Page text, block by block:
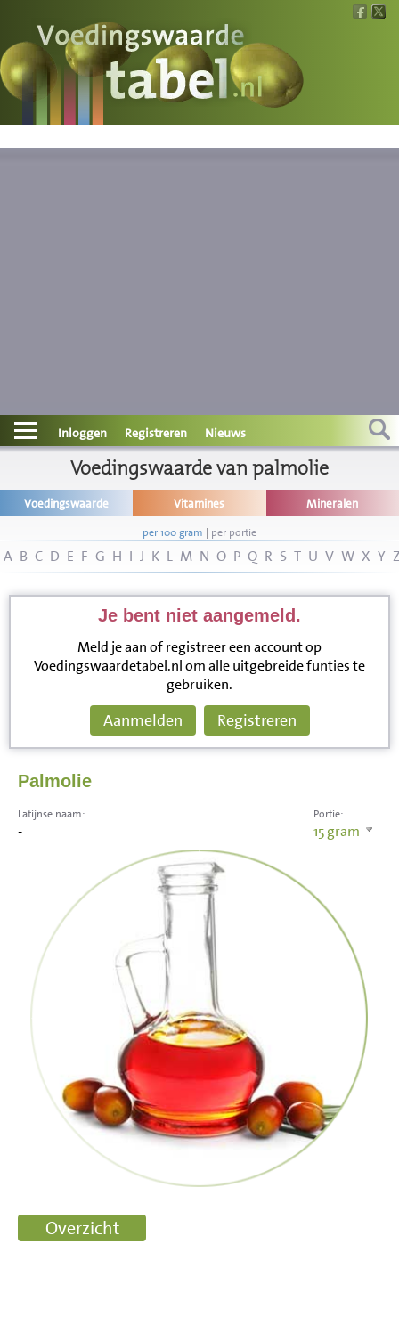
Voedingswaarde
Wat is wat?
Contact
Informatie
Disclaimer
Inloggen Registreren Nieuws
Voedingswaarde van palmolie
Voedingswaarde Vitamines Mineralen
per 100 gram | per portie
A B C D E F G H I J K L M N O P Q R S T U V W X Y
Je bent niet aangemeld.
Meld je aan of registreer een account op
Voedingswaardetabel.nl om alle uitgebreide funties te
gebruiken.
Aanmelden Registreren
Palmolie
Portie:
15gram
Latijnse naam:
-